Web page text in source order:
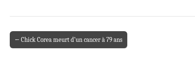
Post navigation
← Chick Corea meurt d’un cancer à 79 ans